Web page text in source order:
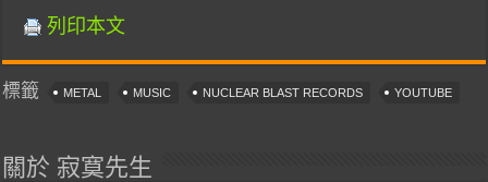
列印本文
標籤 METAL MUSIC NUCLEAR BLAST RECORDS YOUTUBE
關於 寂寞先生